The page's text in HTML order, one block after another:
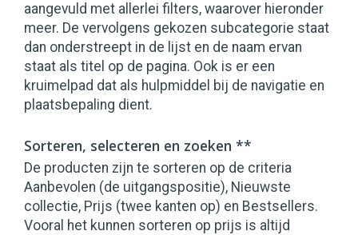
aangevuld met allerlei filters, waarover hieronder
meer. De vervolgens gekozen subcategorie staat
dan onderstreept in de lijst en de naam ervan
staat als titel op de pagina. Ook is er een
kruimelpad dat als hulpmiddel bij de navigatie en
plaatsbepaling dient.
Sorteren, selecteren en zoeken **
De producten zijn te sorteren op de criteria
Aanbevolen (de uitgangspositie), Nieuwste
collectie, Prijs (twee kanten op) en Bestsellers.
Vooral het kunnen sorteren op prijs is altijd